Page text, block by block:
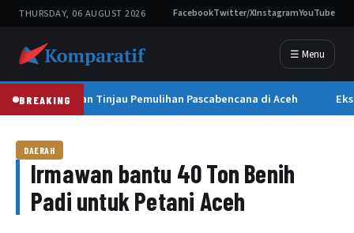
THURSDAY, 06 AUGUST 2026 FacebookTwitter/XInstagramYouTube
☰ Menu
BREAKING
Wapres Gibran Tinjau Pemulihan Pascabencana di Aceh
DAERAH
Irmawan bantu 40 Ton Benih
Padi untuk Petani Aceh